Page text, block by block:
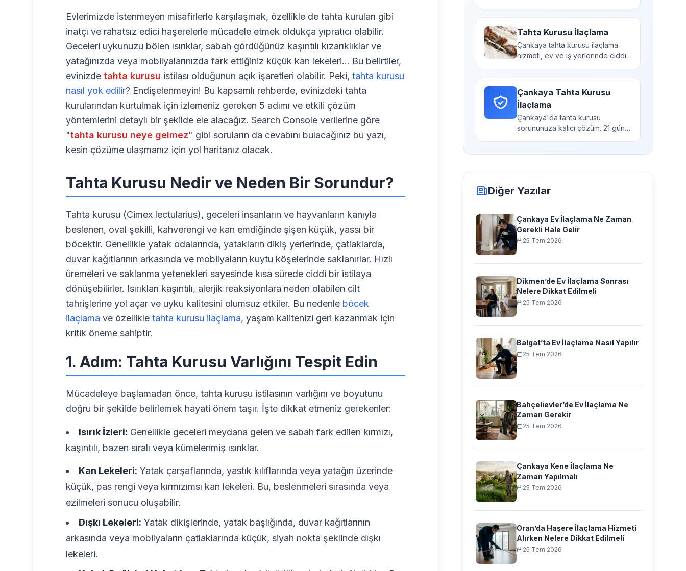
Evlerimizde istenmeyen misafirlerle karşılaşmak, özellikle de tahta kuruları gibi
inatçı ve rahatsız edici haşerelerle mücadele etmek oldukça yıpratıcı olabilir.
Geceleri uykunuzu bölen ısırıklar, sabah gördüğünüz kaşıntılı kızarıklıklar ve
yatağınızda veya mobilyalarınızda fark ettiğiniz küçük kan lekeleri... Bu belirtiler,
evinizde tahta kurusu istilası olduğunun açık işaretleri olabilir. Peki, tahta kurusu
nasıl yok edilir? Endişelenmeyin! Bu kapsamlı rehberde, evinizdeki tahta
kurularından kurtulmak için izlemeniz gereken 5 adımı ve etkili çözüm
yöntemlerini detaylı bir şekilde ele alacağız. Search Console verilerine göre
"tahta kurusu neye gelmez" gibi soruların da cevabını bulacağınız bu yazı,
kesin çözüme ulaşmanız için yol haritanız olacak.
Tahta Kurusu Nedir ve Neden Bir Sorundur?
Tahta kurusu (Cimex lectularius), geceleri insanların ve hayvanların kanıyla
beslenen, oval şekilli, kahverengi ve kan emdiğinde şişen küçük, yassı bir
böcektir. Genellikle yatak odalarında, yatakların dikiş yerlerinde, çatlaklarda,
duvar kağıtlarının arkasında ve mobilyaların kuytu köşelerinde saklanırlar. Hızlı
üremeleri ve saklanma yetenekleri sayesinde kısa sürede ciddi bir istilaya
dönüşebilirler. Isırıkları kaşıntılı, alerjik reaksiyonlara neden olabilen cilt
tahrişlerine yol açar ve uyku kalitesini olumsuz etkiler. Bu nedenle böcek
ilaçlama ve özellikle tahta kurusu ilaçlama, yaşam kalitenizi geri kazanmak için
kritik öneme sahiptir.
1. Adım: Tahta Kurusu Varlığını Tespit Edin
Mücadeleye başlamadan önce, tahta kurusu istilasının varlığını ve boyutunu
doğru bir şekilde belirlemek hayati önem taşır. İşte dikkat etmeniz gerekenler:
Isırık İzleri: Genellikle geceleri meydana gelen ve sabah fark edilen kırmızı,
kaşıntılı, bazen sıralı veya kümelenmiş ısırıklar.
Kan Lekeleri: Yatak çarşaflarında, yastık kılıflarında veya yatağın üzerinde
küçük, pas rengi veya kırmızımsı kan lekeleri. Bu, beslenmeleri sırasında veya
ezilmeleri sonucu oluşabilir.
Dışkı Lekeleri: Yatak dikişlerinde, yatak başlığında, duvar kağıtlarının
arkasında veya mobilyaların çatlaklarında küçük, siyah nokta şeklinde dışkı
lekeleri.
Tahta Kurusu İlaçlama
Çankaya tahta kurusu ilaçlama
hizmeti, ev ve iş yerlerinde ciddi
Çankaya Tahta Kurusu
İlaçlama
Çankaya'da tahta kurusu
sorununuza kalıcı çözüm. 21 gün
Diğer Yazılar
Çankaya Ev İlaçlama Ne Zaman
Gerekli Hale Gelir
25 Tem 2026
Dikmen’de Ev İlaçlama Sonrası
Nelere Dikkat Edilmeli
25 Tem 2026
Balgat’ta Ev İlaçlama Nasıl Yapılır
25 Tem 2026
Bahçelievler’de Ev İlaçlama Ne
Zaman Gerekir
25 Tem 2026
Çankaya Kene İlaçlama Ne
Zaman Yapılmalı
25 Tem 2026
Oran’da Haşere İlaçlama Hizmeti
Alırken Nelere Dikkat Edilmeli
25 Tem 2026